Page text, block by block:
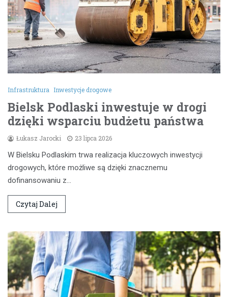
Infrastruktura Inwestycje drogowe
Bielsk Podlaski inwestuje w drogi
dzięki wsparciu budżetu państwa
Łukasz Jarocki 23 lipca 2026
W Bielsku Podlaskim trwa realizacja kluczowych inwestycji
drogowych, które możliwe są dzięki znacznemu
dofinansowaniu z…
Czytaj Dalej